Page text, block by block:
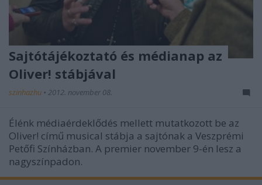
Sajtótájékoztató és médianap az
Oliver! stábjával
szinhazhu • 2012. november 08.
Élénk médiaérdeklődés mellett mutatkozott be az
Oliver! című musical stábja a sajtónak a Veszprémi
Petőfi Színházban. A premier november 9-én lesz a
nagyszínpadon.